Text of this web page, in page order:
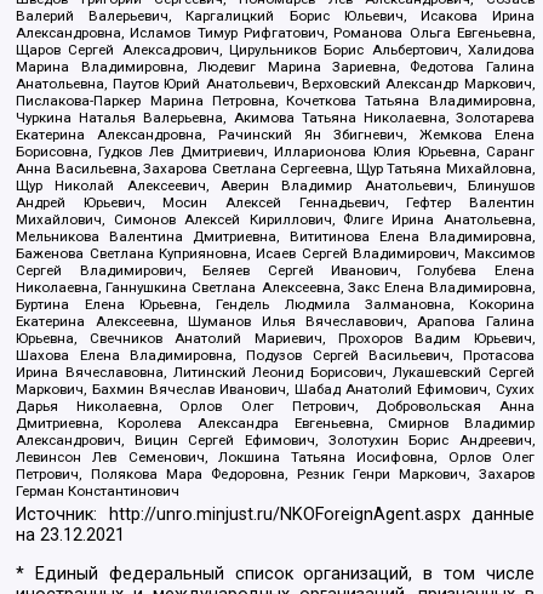
Валерий Валерьевич, Каргалицкий Борис Юльевич, Исакова Ирина
Александровна, Исламов Тимур Рифгатович, Романова Ольга Евгеньевна,
Щаров Сергей Алексадрович, Цирульников Борис Альбертович, Халидова
Марина Владимировна, Людевиг Марина Зариевна, Федотова Галина
Анатольевна, Паутов Юрий Анатольевич, Верховский Александр Маркович,
Пислакова-Паркер Марина Петровна, Кочеткова Татьяна Владимировна,
Чуркина Наталья Валерьевна, Акимова Татьяна Николаевна, Золотарева
Екатерина Александровна, Рачинский Ян Збигневич, Жемкова Елена
Борисовна, Гудков Лев Дмитриевич, Илларионова Юлия Юрьевна, Саранг
Анна Васильевна, Захарова Светлана Сергеевна, Щур Татьяна Михайловна,
Щур Николай Алексеевич, Аверин Владимир Анатольевич, Блинушов
Андрей Юрьевич, Мосин Алексей Геннадьевич, Гефтер Валентин
Михайлович, Симонов Алексей Кириллович, Флиге Ирина Анатольевна,
Мельникова Валентина Дмитриевна, Вититинова Елена Владимировна,
Баженова Светлана Куприяновна, Исаев Сергей Владимирович, Максимов
Сергей Владимирович, Беляев Сергей Иванович, Голубева Елена
Николаевна, Ганнушкина Светлана Алексеевна, Закс Елена Владимировна,
Буртина Елена Юрьевна, Гендель Людмила Залмановна, Кокорина
Екатерина Алексеевна, Шуманов Илья Вячеславович, Арапова Галина
Юрьевна, Свечников Анатолий Мариевич, Прохоров Вадим Юрьевич,
Шахова Елена Владимировна, Подузов Сергей Васильевич, Протасова
Ирина Вячеславовна, Литинский Леонид Борисович, Лукашевский Сергей
Маркович, Бахмин Вячеслав Иванович, Шабад Анатолий Ефимович, Сухих
Дарья Николаевна, Орлов Олег Петрович, Добровольская Анна
Дмитриевна, Королева Александра Евгеньевна, Смирнов Владимир
Александрович, Вицин Сергей Ефимович, Золотухин Борис Андреевич,
Левинсон Лев Семенович, Локшина Татьяна Иосифовна, Орлов Олег
Петрович, Полякова Мара Федоровна, Резник Генри Маркович, Захаров
Герман Константинович
Источник: http://unro.minjust.ru/NKOForeignAgent.aspxданные
на23.12.2021
* Единый федеральный список организаций, в том числе